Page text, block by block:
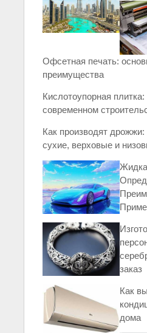
Офсетная печать:
преимущества
Кислотоупорная
современном
Как производят
сухие, верховые и
заказ
Как
дома